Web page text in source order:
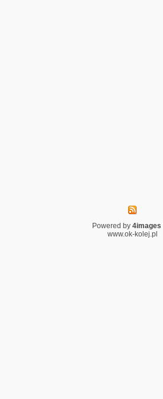
Powered by 4images
www.ok-kolej.pl